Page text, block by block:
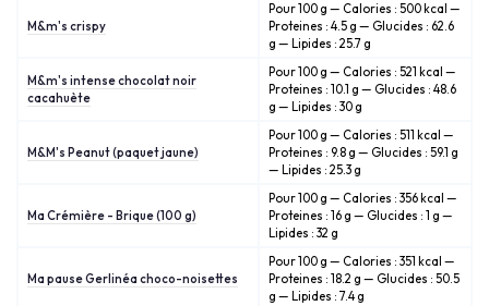
M&m's crispy
Pour 100 g — Calories : 500 kcal —
Proteines : 4.5 g — Glucides : 62.6
g — Lipides : 25.7 g
M&m's intense chocolat noir
cacahuète
Pour 100 g — Calories : 521 kcal —
Proteines : 10.1 g — Glucides : 48.6
g — Lipides : 30 g
M&M's Peanut (paquet jaune)
Pour 100 g — Calories : 511 kcal —
Proteines : 9.8 g — Glucides : 59.1 g
— Lipides : 25.3 g
Ma Crémière - Brique (100 g)
Pour 100 g — Calories : 356 kcal —
Proteines : 16 g — Glucides : 1 g —
Lipides : 32 g
Ma pause Gerlinéa choco-noisettes
Pour 100 g — Calories : 351 kcal —
Proteines : 18.2 g — Glucides : 50.5
g — Lipides : 7.4 g